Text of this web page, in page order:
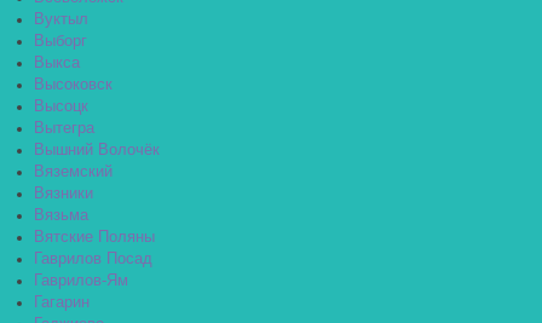
Вуктыл
Выборг
Выкса
Высоковск
Высоцк
Вытегра
Вышний Волочёк
Вяземский
Вязники
Вязьма
Вятские Поляны
Гаврилов Посад
Гаврилов-Ям
Гагарин